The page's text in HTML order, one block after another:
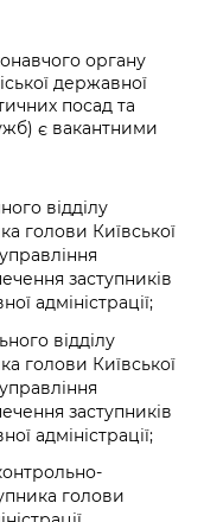
та
чи
на
від
/
of
for mass
органу
державної
посад та
є вакантними
відділу
голови Київської
заступників
адміністрації;
відділу
голови Київської
заступників
адміністрації;
голови